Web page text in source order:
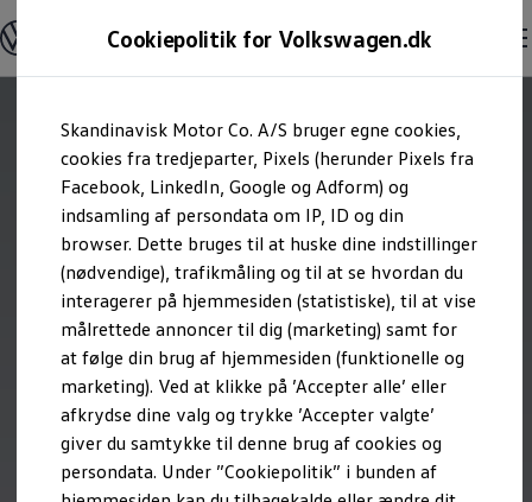
Cookiepolitik for Volkswagen.dk
Skandinavisk Motor Co. A/S bruger egne cookies,
cookies fra tredjeparter, Pixels (herunder Pixels fra
Facebook, LinkedIn, Google og Adform) og
indsamling af persondata om IP, ID og din
browser. Dette bruges til at huske dine indstillinger
(nødvendige), trafikmåling og til at se hvordan du
interagerer på hjemmesiden (statistiske), til at vise
målrettede annoncer til dig (marketing) samt for
at følge din brug af hjemmesiden (funktionelle og
marketing). Ved at klikke på ’Accepter alle’ eller
afkrydse dine valg og trykke ’Accepter valgte’
giver du samtykke til denne brug af cookies og
persondata. Under ”Cookiepolitik” i bunden af
hovedindhold
footer
Modeller og konfigurator
Byg din Volkswagen
Alle modeller
Kend din Volkswagen
Erhvervsbiler
Værktøjskassen
ConnectedFleet
Service
California on Tour app
Elektriske biler
Elbiler
ID. Polo
ID. Cross
ID.3 Neo
ID.4
ID.5
ID.7
ID.7 Tourer
ID. Buzz
Konceptbiler